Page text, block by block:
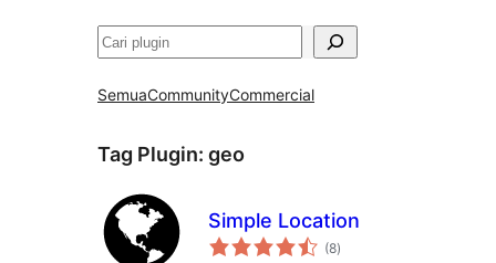
Cari
SemuaCommunityCommercial
Tag Plugin: geo
Simple Location
(8total
rating
)